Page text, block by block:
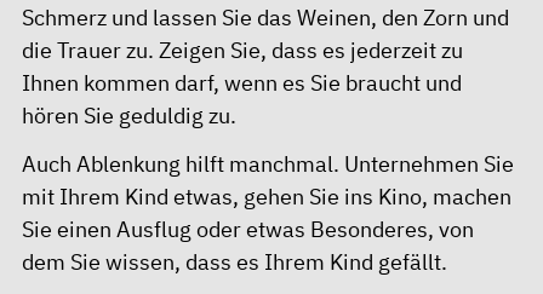
Schmerz und lassen Sie das Weinen, den Zorn und
die Trauer zu. Zeigen Sie, dass es jederzeit zu
Ihnen kommen darf, wenn es Sie braucht und
hören Sie geduldig zu.
Auch Ablenkung hilft manchmal. Unternehmen Sie
mit Ihrem Kind etwas, gehen Sie ins Kino, machen
Sie einen Ausflug oder etwas Besonderes, von
dem Sie wissen, dass es Ihrem Kind gefällt.